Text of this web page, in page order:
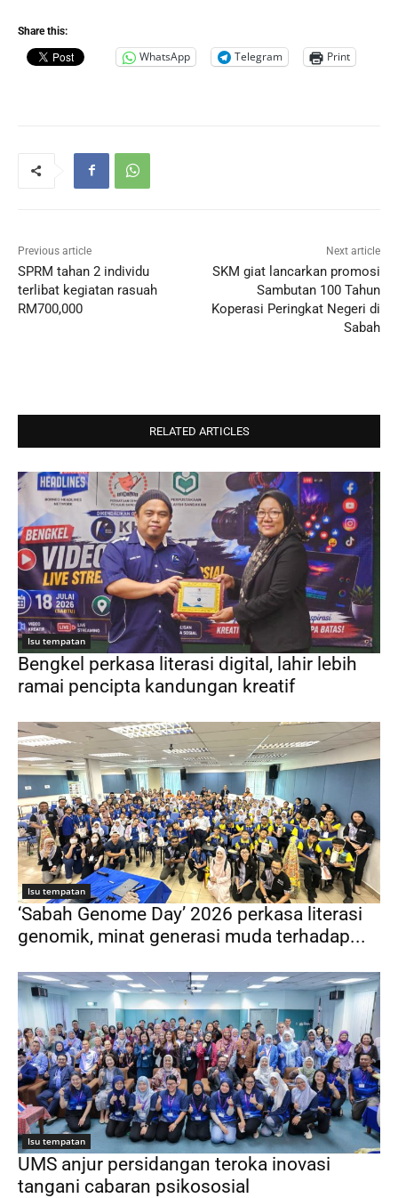
Share this:
WhatsApp Telegram Print
Previous article
SPRM tahan 2 individu
terlibat kegiatan rasuah
RM700,000
Next article
SKM giat lancarkan promosi
Sambutan 100 Tahun
Koperasi Peringkat Negeri di
Sabah
RELATED ARTICLES
Isu tempatan
Bengkel perkasa literasi digital, lahir lebih
ramai pencipta kandungan kreatif
Isu tempatan
‘Sabah Genome Day’ 2026 perkasa literasi
genomik, minat generasi muda terhadap...
Isu tempatan
UMS anjur persidangan teroka inovasi
tangani cabaran psikososial